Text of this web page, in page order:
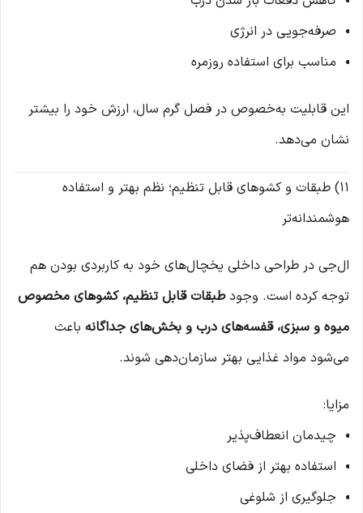
صرفه‌جویی در انرژی
مناسب برای استفاده روزمره
این قابلیت به‌خصوص در فصل گرم سال، ارزش خود را بیشتر
نشان می‌دهد.
11) طبقات و کشوهای قابل تنظیم؛ نظم بهتر و استفاده
هوشمندانه‌تر
ال‌جی در طراحی داخلی یخچال‌های خود به کاربردی بودن هم
توجه کرده است. وجودطبقات قابل تنظیم، کشوهای مخصوص
میوه و سبزی، قفسه‌های درب و بخش‌های جداگانه باعث
می‌شود مواد غذایی بهتر سازمان‌دهی شوند.
مزایا:
چیدمان انعطاف‌پذیر
استفاده بهتر از فضای داخلی
جلوگیری از شلوغی